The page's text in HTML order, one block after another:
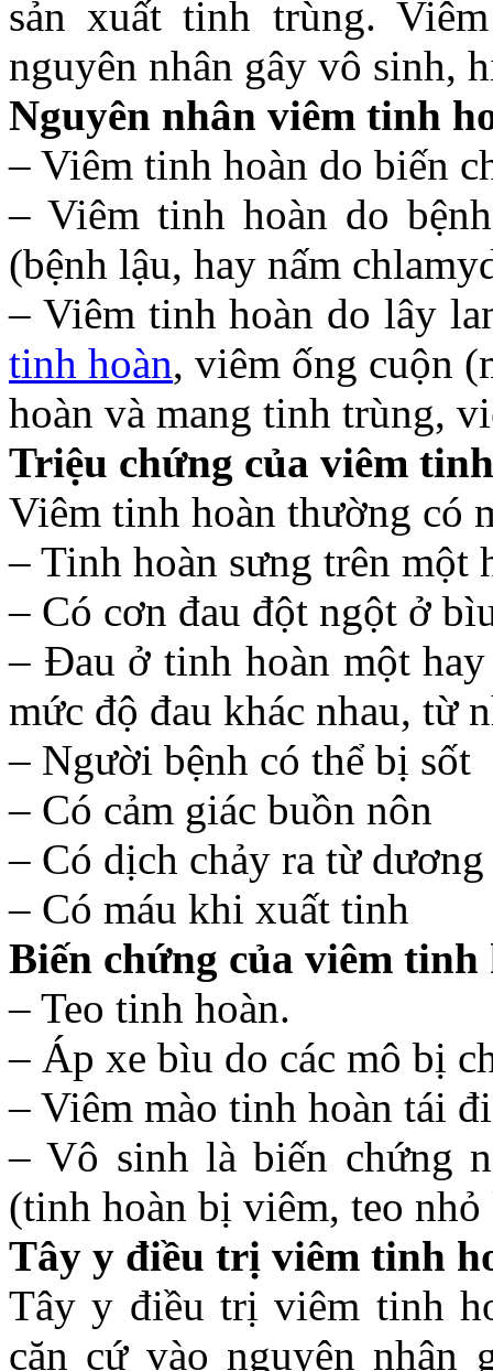
sản xuất tinh trùng.
nguyên nhân gây vô sinh,
Nguyên nhân viêm tinh
– Viêm tinh hoàn do biến
– Viêm tinh hoàn do
(bệnh lậu, hay nấm
– Viêm tinh hoàn do lây
tinh hoàn, viêm ống cuộn
hoàn và mang tinh trùng,
Triệu chứng của viêm
Viêm tinh hoàn thường có
– Tinh hoàn sưng trên một
– Có cơn đau đột ngột ở
– Đau ở tinh hoàn một
mức độ đau khác nhau, từ
– Người bệnh có thể bị sốt
– Có cảm giác buồn nôn
– Có dịch chảy ra từ
– Có máu khi xuất tinh
Biến chứng của viêm tinh
– Teo tinh hoàn.
– Áp xe bìu do các mô bị
– Viêm mào tinh hoàn tái
– Vô sinh là biến chứng
(tinh hoàn bị viêm, teo
Tây y điều trị viêm tinh
Tây y điều trị viêm tinh
căn cứ vào nguyên nhân